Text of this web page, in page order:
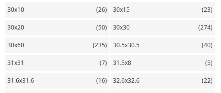
30х10 (26) 30х15 (23)
30х20 (50) 30х30 (274)
30х60 (235) 30.5х30.5 (40)
31х31 (7) 31.5х8 (5)
31.6х31.6 (16) 32.6х32.6 (22)